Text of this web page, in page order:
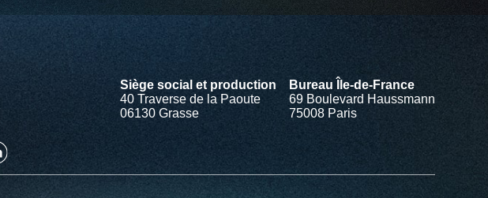
Siège social et production
40 Traverse de la Paoute
06130 Grasse
Bureau Île-de-France
69 Boulevard Haussmann
75008 Paris